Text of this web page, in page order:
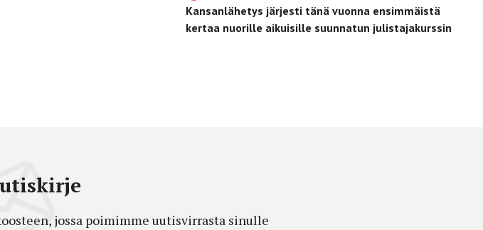
Kansanlähetys järjesti tänä vuonna ensimmäistä
kertaa nuorille aikuisille suunnatun julistajakurssin
jossa poimimme uutisvirrasta sinulle